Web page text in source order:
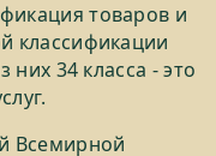
товаров и
классификации
них 34 класса - это
Всемирной